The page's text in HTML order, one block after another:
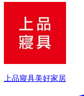
上品寢具美好家居